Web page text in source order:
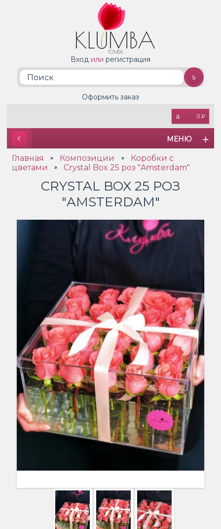
Вход или регистрация
0 ₽
Оформить заказ
МЕНЮ
Главная » Композиции »
Коробки с
цветами
» Crystal Box 25 роз "Amsterdam"
CRYSTAL BOX 25 РОЗ
"AMSTERDAM"